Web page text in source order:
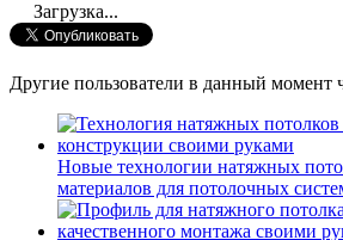
Загрузка...
Другие пользователи в данный момент
Новые технологии натяжных
материалов для потолочных